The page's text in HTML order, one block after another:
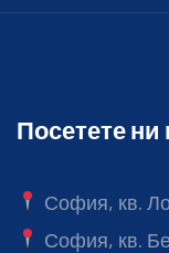
Посетете ни
София, кв.
София, кв.